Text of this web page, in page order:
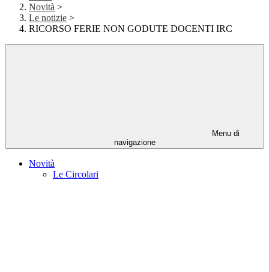
Novità >
Le notizie >
RICORSO FERIE NON GODUTE DOCENTI IRC
Menu di
navigazione
Novità
Le Circolari